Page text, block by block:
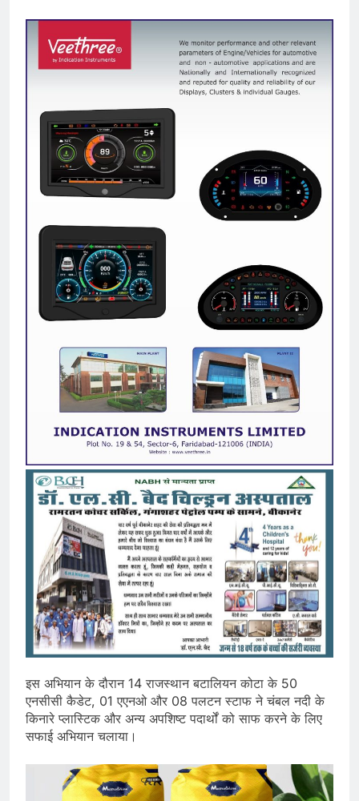
इस अभियान के दौरान 14 राजस्थान बटालियन कोटा के 50
एनसीसी कैडेट, 01 एएनओ और 08 पलटन स्टाफ ने चंबल नदी के
किनारे प्लास्टिक और अन्य अपशिष्ट पदार्थों को साफ करने के लिए
सफाई अभियान चलाया।